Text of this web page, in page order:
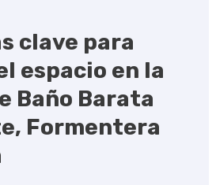
clave para
espacio en la
Baño Barata
Formentera